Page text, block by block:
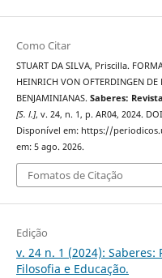
Como Citar
STUART DA SILVA, Priscilla.
HEINRICH VON OFTERDINGEN
BENJAMINIANAS. Saberes:
[S. l.], v. 24, n. 1, p. AR04, 2024.
Disponível em: https://
em: 5 ago. 2026.
Fomatos de Citação
Edição
v. 24 n. 1 (2024):
Filosofia e Educação.